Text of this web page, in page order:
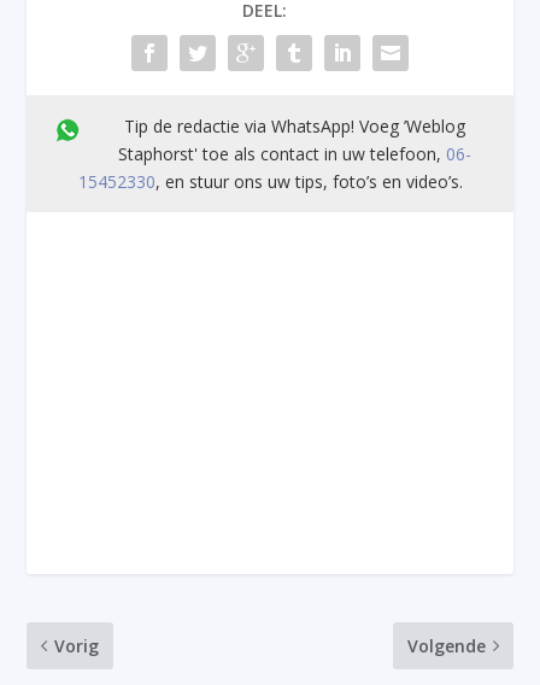
DEEL:
Tip de redactie via WhatsApp! Voeg ’Weblog
Staphorst' toe als contact in uw telefoon, 06-
15452330, en stuur ons uw tips, foto’s en video’s.
Vorig Volgende